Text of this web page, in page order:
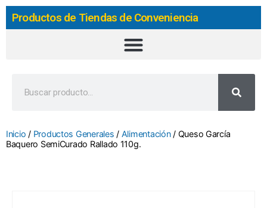
Productos de Tiendas de Conveniencia
Inicio / Productos Generales / Alimentación/ Queso García
Baquero SemiCurado Rallado 110g.